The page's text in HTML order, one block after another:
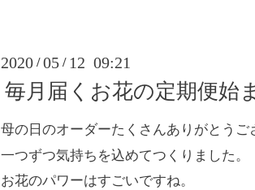
2020 /05 / 12 09:21
毎月届くお花の定期便始
母の日のオーダーたくさんありがとうご
一つずつ気持ちを込めてつくりました。
お花のパワーはすごいですね。